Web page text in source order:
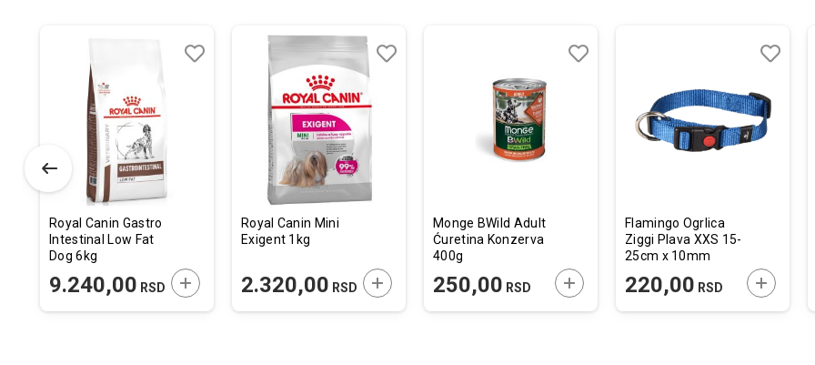
U KORPU
Royal Canin Gastro
Intestinal Low Fat
Dog 6kg
9.240,00 RSD DODAJTE U KORPU
Royal Canin Mini
Exigent 1kg
2.320,00 RSD DODAJTE U KORPU
Monge BWild Adult
Ćuretina Konzerva
400g
250,00 RSD DODAJTE U KORPU
Flamingo Ogrlica
Ziggi Plava XXS 15-
25cm x 10mm
220,00 RSD
listu
želja